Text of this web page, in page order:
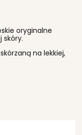
oryginalne
skóry.
na lekkiej,